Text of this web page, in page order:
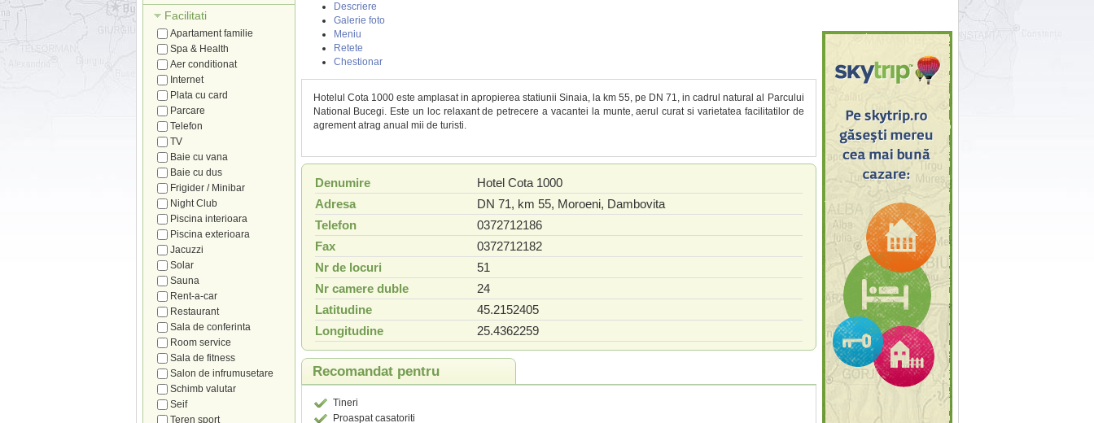
Facilitati
Apartament familie
Spa & Health
Aer conditionat
Internet
Plata cu card
Parcare
Telefon
TV
Baie cu vana
Baie cu dus
Frigider / Minibar
Night Club
Piscina interioara
Piscina exterioara
Jacuzzi
Solar
Sauna
Rent-a-car
Restaurant
Sala de conferinta
Room service
Sala de fitness
Salon de infrumusetare
Schimb valutar
Seif
Teren sport
Descriere
Galerie foto
Meniu
Retete
Chestionar
Hotelul Cota 1000 este amplasat in apropierea statiunii Sinaia, la km 55, pe DN 71, in cadrul natural al Parcului
National Bucegi. Este un loc relaxant de petrecere a vacantei la munte, aerul curat si varietatea facilitatilor de
agrement atrag anual mii de turisti.
Denumire
Hotel Cota 1000
Adresa
DN 71, km 55, Moroeni, Dambovita
Telefon
0372712186
Fax
0372712182
Nr de locuri
51
Nr camere duble
24
Latitudine
45.2152405
Longitudine
25.4362259
Recomandat pentru
Tineri
Proaspat casatoriti